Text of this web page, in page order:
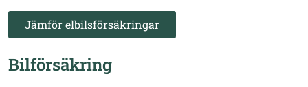
Jämför elbilsförsäkringar
Bilförsäkring